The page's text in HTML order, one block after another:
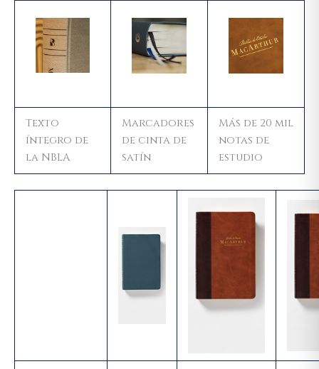
Texto
íntegro de
la NBLA
Marcadores
de cinta de
satín
Más de 20 mil
notas de
estudio